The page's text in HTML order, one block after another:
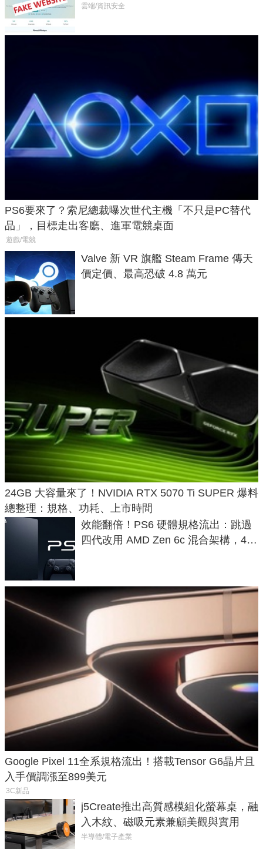
危機
雲端/資訊安全
PS6要來了？索尼總裁曝次世代主機「不只是PC替代
品」，目標走出客廳、進軍電競桌面
遊戲/電競
Valve 新 VR 旗艦 Steam Frame 傳天
價定價、最高恐破 4.8 萬元
24GB 大容量來了！NVIDIA RTX 5070 Ti SUPER 爆料
總整理：規格、功耗、上市時間
效能翻倍！PS6 硬體規格流出：跳過
四代改用 AMD Zen 6c 混合架構，4K
Google Pixel 11全系規格流出！搭載Tensor G6晶片且
入手價調漲至899美元
3C新品
j5Create推出高質感模組化螢幕桌，融
入木紋、磁吸元素兼顧美觀與實用
半導體/電子產業